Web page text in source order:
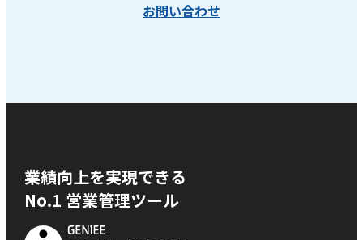
お問い合わせ
業績向上を実現できる
No.1 営業管理ツール